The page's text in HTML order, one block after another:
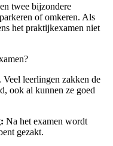
twee bijzondere
of omkeren. Als
het praktijkexamen niet
Veel leerlingen zakken de
ook al kunnen ze goed
Na het examen wordt
gezakt.